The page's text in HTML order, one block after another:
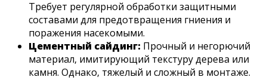
Требует регулярной обработки защитными
составами для предотвращения гниения и
поражения насекомыми.
Цементный сайдинг: Прочный и негорючий
материал‚ имитирующий текстуру дерева или
камня. Однако‚ тяжелый и сложный в монтаже.